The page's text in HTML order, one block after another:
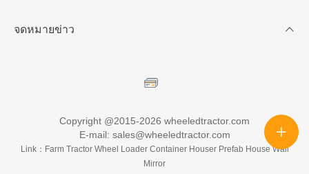
วิธีการสั่งซื้อสินค้า
จดหมายข่าว
กับความพร้อมใช้งานและสไตล์หรือเป็นพื้นที่เพื่อแสดงความ
Copyright @2015-2026 wheeledtractor.com
E-mail: sales@wheeledtractor.com
Link： Farm Tractor Wheel Loader Container Houser Prefab House Wall
Mirror